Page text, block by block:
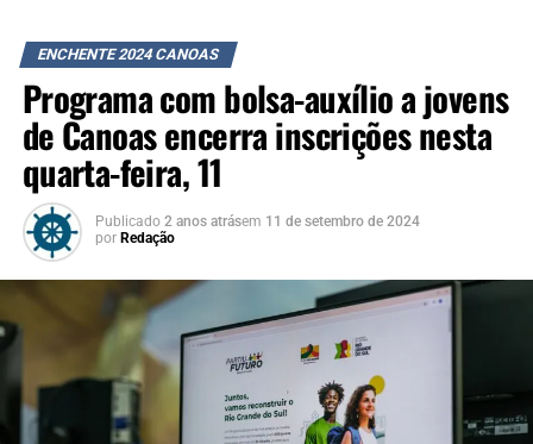
ENCHENTE 2024 CANOAS
Programa com bolsa-auxílio a jovens
de Canoas encerra inscrições nesta
quarta-feira, 11
Publicado 2 anos atrásem 11 de setembro de 2024
por Redação